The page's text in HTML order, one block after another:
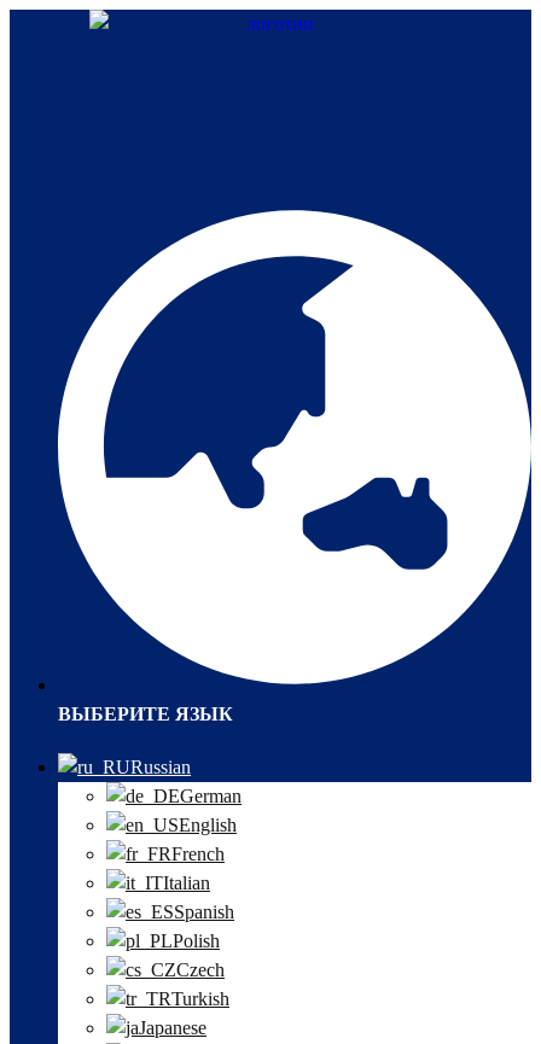
ВЫБЕРИТЕ ЯЗЫК
Russian
German
English
French
Italian
Spanish
Polish
Czech
Turkish
Japanese